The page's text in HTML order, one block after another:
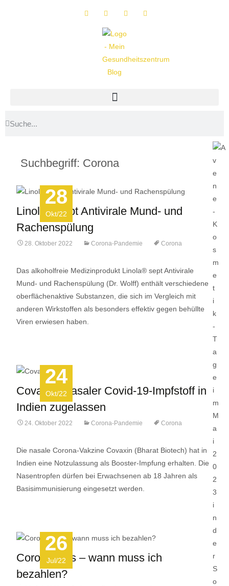
Suchbegriff: Corona
28
Okt/22
Linola® sept Antivirale Mund- und
Rachenspülung
28. Oktober 2022 Corona-Pandemie Corona
Das alkoholfreie Medizinprodukt Linola® sept Antivirale
Mund- und Rachenspülung (Dr. Wolff) enthält verschiedene
oberflächenaktive Substanzen, die sich im Vergleich mit
anderen Wirkstoffen als besonders effektiv gegen behüllte
Viren erwiesen haben.
24
Okt/22
Covaxin: Nasaler Covid-19-Impfstoff in
Indien zugelassen
24. Oktober 2022 Corona-Pandemie Corona
Die nasale Corona-Vakzine Covaxin (Bharat Biotech) hat in
Indien eine Notzulassung als Booster-Impfung erhalten. Die
Nasentropfen dürfen bei Erwachsenen ab 18 Jahren als
Basisimmunisierung eingesetzt werden.
26
Jul/22
Coronatests – wann muss ich
bezahlen?